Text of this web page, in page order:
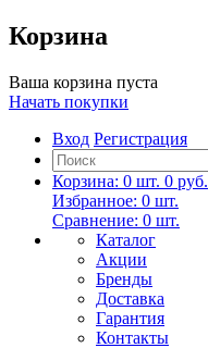
Корзина
Ваша корзина пуста
Начать покупки
Вход Регистрация
Корзина: 0 шт. 0 руб.
Избранное: 0 шт.
Сравнение: 0 шт.
Каталог
Акции
Бренды
Доставка
Гарантия
Контакты